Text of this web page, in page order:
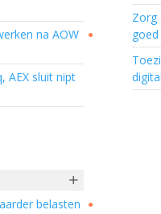
●
na AOW
AEX sluit nipt
Zorg
+
●
belasten